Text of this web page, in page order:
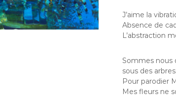
J’aime la
Absence de
L’abstraction
Sommes nous
sous des
Pour parodier
Mes fleurs ne